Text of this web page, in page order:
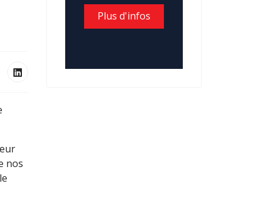
nos
Plus d'infos